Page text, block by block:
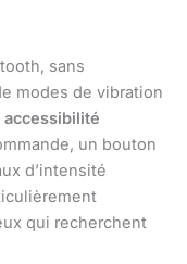
sans
modes de vibration
accessibilité
un bouton
d’intensité
qui recherchent